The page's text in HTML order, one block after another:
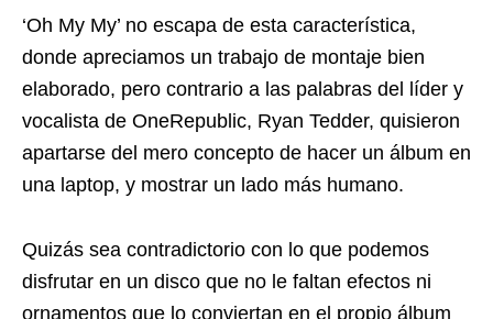
‘Oh My My’ no escapa de esta característica,
donde apreciamos un trabajo de montaje bien
elaborado, pero contrario a las palabras del líder y
vocalista de OneRepublic, Ryan Tedder, quisieron
apartarse del mero concepto de hacer un álbum en
una laptop, y mostrar un lado más humano.
Quizás sea contradictorio con lo que podemos
disfrutar en un disco que no le faltan efectos ni
ornamentos que lo conviertan en el propio álbum